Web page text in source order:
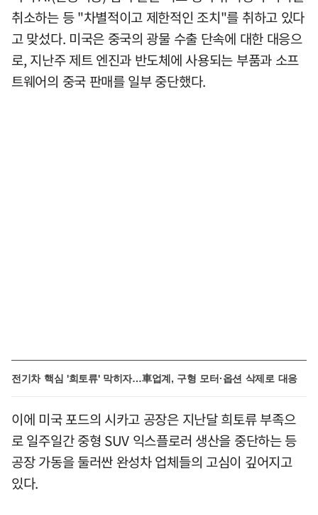
취소하는 등 "차별적이고 제한적인 조치"를 취하고 있다
고 맞섰다. 미국은 중국의 광물 수출 단속에 대한 대응으
로, 지난주 제트 엔진과 반도체에 사용되는 부품과 소프
트웨어의 중국 판매를 일부 중단했다.
전기차 핵심 '희토류' 막히자…車업계, 구형 모터·옵션 삭제로 대응
이에 미국 포드의 시카고 공장은 지난달 희토류 부족으
로 일주일간 중형 SUV 익스플로러 생산을 중단하는 등
공장 가동을 둘러싼 완성차 업체들의 고심이 깊어지고
있다.